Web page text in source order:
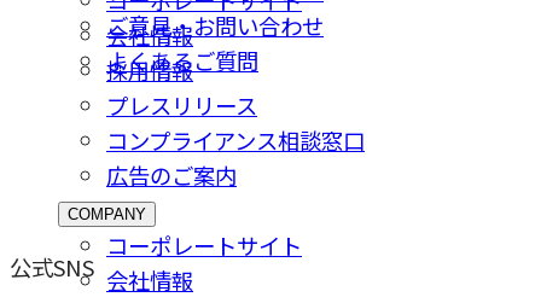
ご意⾒・お問い合わせ
よくあるご質問
会社情報
採⽤情報
プレスリリース
コンプライアンス相談窓⼝
広告のご案内
COMPANY
コーポレートサイト
会社情報
公式SNS